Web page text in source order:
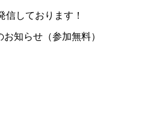
しております！
知らせ（参加無料）